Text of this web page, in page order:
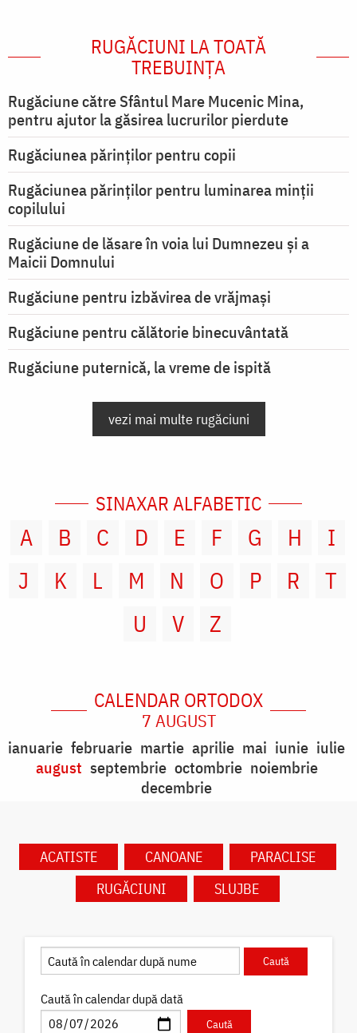
RUGĂCIUNI LA TOATĂ
TREBUINȚA
Rugăciune către Sfântul Mare Mucenic Mina,
pentru ajutor la găsirea lucrurilor pierdute
Rugăciunea părinților pentru copii
Rugăciunea părinților pentru luminarea minţii
copilului
Rugăciune de lăsare în voia lui Dumnezeu şi a
Maicii Domnului
Rugăciune pentru izbăvirea de vrăjmași
Rugăciune pentru călătorie binecuvântată
Rugăciune puternică, la vreme de ispită
vezi mai multe rugăciuni
SINAXAR ALFABETIC
A B C D E F G H
I
J
K L M N O P R
T
U
V Z
CALENDAR ORTODOX
7 AUGUST
ianuarie februarie martie aprilie mai iunie iulie
august septembrie octombrie noiembrie
decembrie
ACATISTE CANOANE
PARACLISE
RUGĂCIUNI
SLUJBE
Caută în calendar după dată